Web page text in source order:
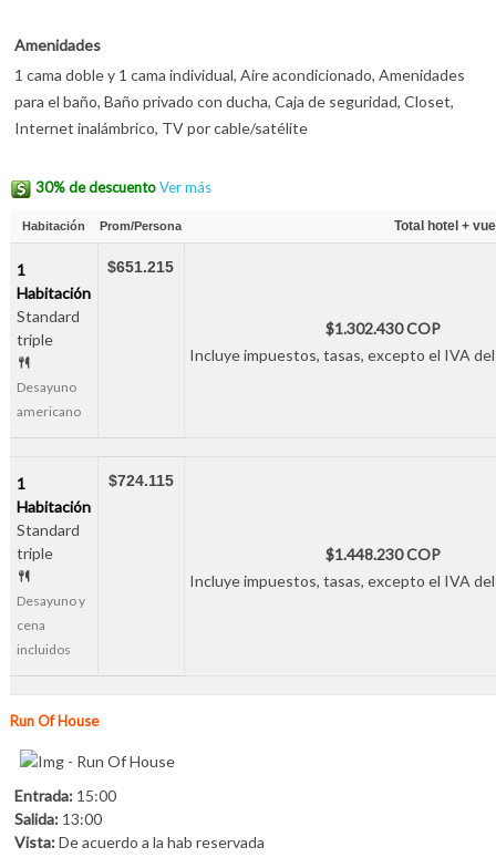
Amenidades
1 cama doble y 1 cama individual, Aire acondicionado, Amenidades
para el baño, Baño privado con ducha, Caja de seguridad, Closet,
Internet inalámbrico, TV por cable/satélite
30% de descuentoVer más
Habitación Prom/Persona Total hotel +
1
Habitación
Standard
triple
Desayuno
americano
$651.215
$1.302.430 COP
Incluye impuestos, tasas, excepto el IVA
1
Habitación
Standard
triple
Desayuno y
cena
incluidos
$724.115
$1.448.230 COP
Incluye impuestos, tasas, excepto el IVA
Run Of House
Entrada: 15:00
Salida: 13:00
Vista:De acuerdo a la hab reservada